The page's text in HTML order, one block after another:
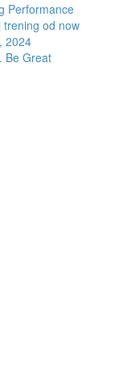
Performance
trening od now
2024
Be Great